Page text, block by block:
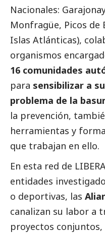
Nacionales:
Monfragüe, Picos de
Islas Atlánticas),
organismos
16 comunidades
para sensibilizar a
problema de la
la prevención,
herramientas y
que trabajan en ello.
En esta red de
entidades
o deportivas, las
canalizan su labor a
proyectos